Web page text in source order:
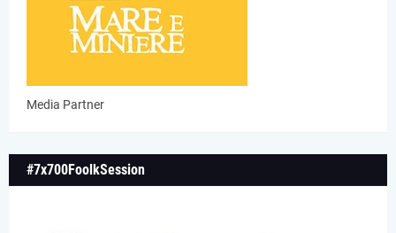
Media Partner
#7x700FoolkSession